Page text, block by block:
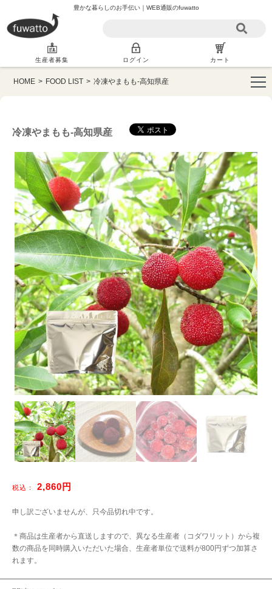
豊かな暮らしのお手伝い｜WEB通販のfuwatto
生産者募集 ログイン カート
HOME > FOOD LIST > 冷凍やまもも-高知県産
冷凍やまもも-高知県産
税込： 2,860円
申し訳ございませんが、只今品切れ中です。
＊商品は生産者から直送しますので、異なる生産者（コダワリット）から複
数の商品を同時購入いただいた場合、生産者単位で送料が800円ずつ加算さ
れます。